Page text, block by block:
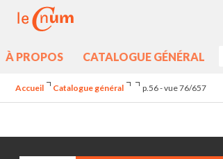
À PROPOS CATALOGUE GÉNÉRAL
Accueil Catalogue général p.56 - vue 76/657